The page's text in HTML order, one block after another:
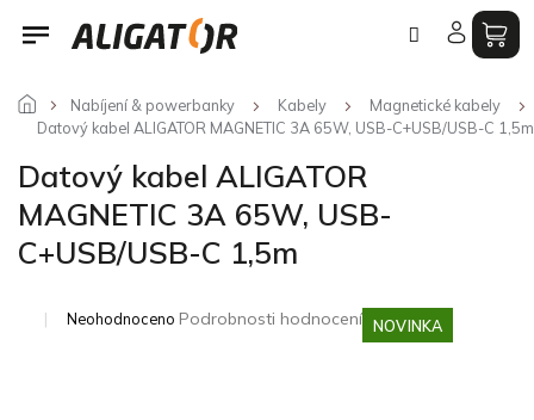
Přejít
Nabíjení & powerbanky Kabely
Magnetické kabely
Datový kabel ALIGATOR MAGNETIC 3A 65W, USB-C+USB/USB-C 1,5m
Datový kabel ALIGATOR
MAGNETIC 3A 65W, USB-
C+USB/USB-C 1,5m
NOVINKA
Průměrné
Neohodnoceno Podrobnosti hodnocení